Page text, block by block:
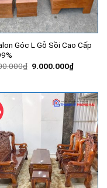
Góc L Gỗ Sồi Cao Cấp
₫ Giá
9.000.000₫Giá
hiện